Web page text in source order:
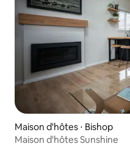
Maison d'hôtes ⋅ Bishop
Maison d'hôtes Sunshine